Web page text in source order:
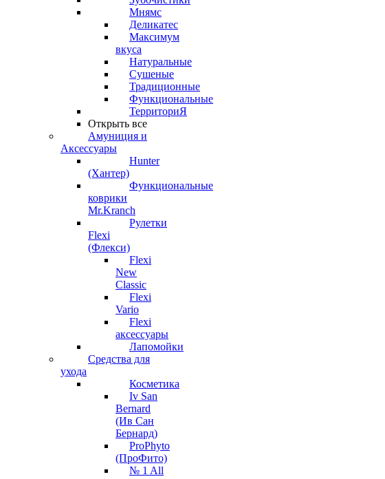
Мнямс
Деликатес
Максимум
вкуса
Натуральные
Сушеные
Традиционные
Функциональные
ТерриториЯ
Открыть все
Амуниция и
Аксессуары
Hunter
(Хантер)
Функциональные
коврики
Mr.Kranch
Рулетки
Flexi
(Флекси)
Flexi
New
Classic
Flexi
Vario
Flexi
аксессуары
Лапомойки
Средства для
ухода
Косметика
Iv San
Bernard
(Ив Сан
Бернард)
ProPhyto
(ПроФито)
№ 1 All